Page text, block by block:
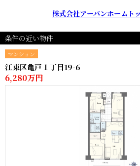
株式会社アーバンホームト
条件の近い物件
マンション
江東区亀戸１丁目19-6
6,280万円